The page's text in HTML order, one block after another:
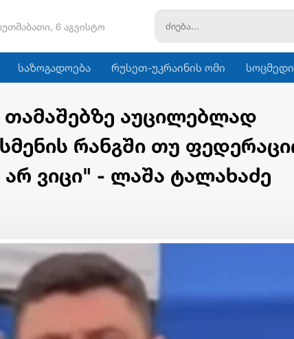
6 აგვისტო
საზოგადოება რუსეთ-უკრაინის ომი
აუცილებლად
რანგში თუ
ვიცი" - ლაშა ტალახაძე